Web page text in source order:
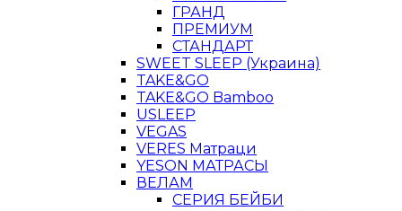
ГРАНД
ПРЕМИУМ
СТАНДАРТ
SWEET SLEEP (Украина)
TAKE&GO
TAKE&GO Bamboo
USLEEP
VEGAS
VERES Матраци
YESON МАТРАСЫ
ВЕЛАМ
СЕРИЯ БЕЙБИ